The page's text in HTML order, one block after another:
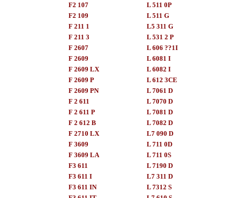
F2 107
F2 109
F 211 1
F 211 3
F 2607
F 2609
F 2609 LX
F 2609 P
F 2609 PN
F 2 611
F 2 611 P
F 2 612 B
F 2710 LX
F 3609
F 3609 LA
F3 611
F3 611 I
F3 611 IN
L 511 0P
L 511 G
L5 311 G
L 531 2 P
L 606 ??1I
L 6081 I
L 6082 I
L 612 3CE
L 7061 D
L 7070 D
L 7081 D
L 7082 D
L7 090 D
L 711 0D
L 711 0S
L 7190 D
L7 311 D
L 7312 S